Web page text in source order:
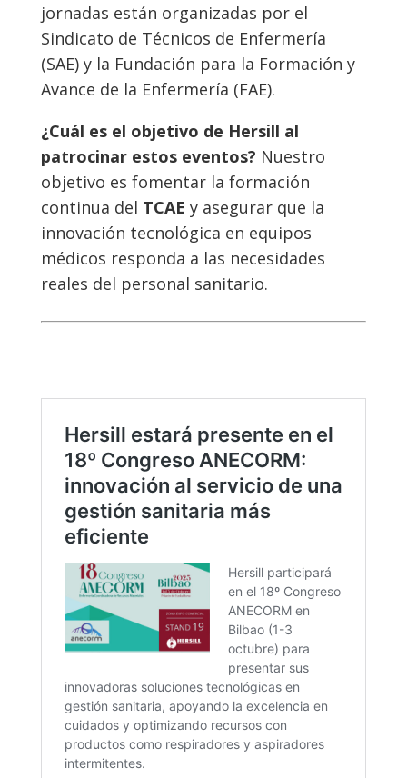
jornadas están organizadas por el
Sindicato de Técnicos de Enfermería
(SAE) y la Fundación para la Formación y
Avance de la Enfermería (FAE).
¿Cuál es el objetivo de Hersill al
patrocinar estos eventos? Nuestro
objetivo es fomentar la formación
continua del TCAE y asegurar que la
innovación tecnológica en equipos
médicos responda a las necesidades
reales del personal sanitario.